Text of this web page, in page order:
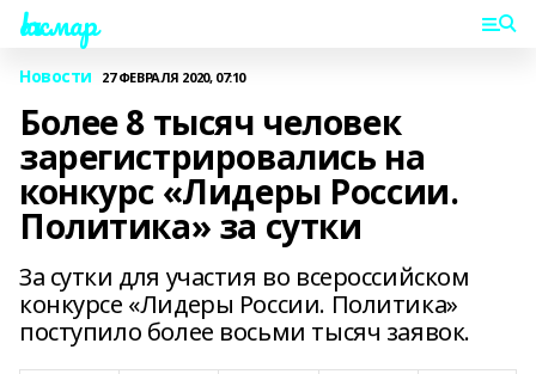
Һаҡмар
Новости 27 ФЕВРАЛЯ 2020, 07:10
Более 8 тысяч человек
зарегистрировались на
конкурс «Лидеры России.
Политика» за сутки
За сутки для участия во всероссийском
конкурсе «Лидеры России. Политика»
поступило более восьми тысяч заявок.